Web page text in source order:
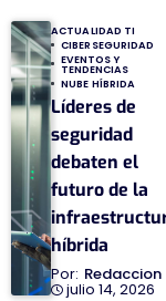
ACTUALIDAD TI
CIBERSEGURIDAD
EVENTOS Y
TENDENCIAS
NUBE HÍBRIDA
Líderes de
seguridad
debaten el
futuro de la
híbrida
Redaccion
julio 14, 2026